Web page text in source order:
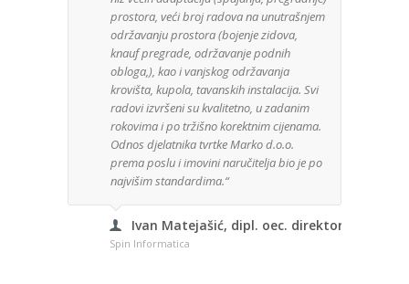
prostora, veći broj radova na unutrašnjem
održavanju prostora (bojenje zidova,
knauf pregrade, održavanje podnih
obloga,), kao i vanjskog održavanja
krovišta, kupola, tavanskih instalacija. Svi
radovi izvršeni su kvalitetno, u zadanim
rokovima i po tržišno korektnim cijenama.
Odnos djelatnika tvrtke Marko d.o.o.
prema poslu i imovini naručitelja bio je po
najvišim standardima.“
Ivan Matejašić, dipl. oec. direktor
Spin Informatica